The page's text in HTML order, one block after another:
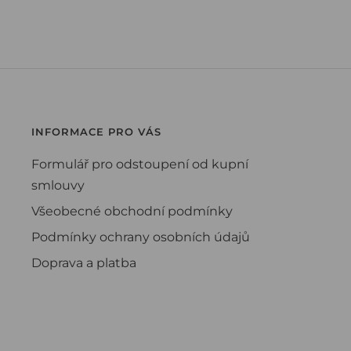
INFORMACE PRO VÁS
Formulář pro odstoupení od kupní
smlouvy
Všeobecné obchodní podmínky
Podmínky ochrany osobních údajů
Doprava a platba